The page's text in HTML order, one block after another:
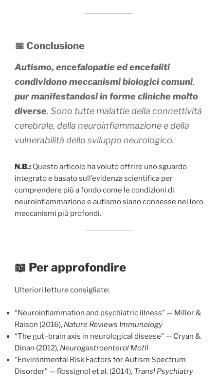
📅 Conclusione
Autismo, encefalopatie ed encefaliti
condividono meccanismi biologici comuni,
pur manifestandosi in forme cliniche molto
diverse. Sono tutte malattie della connettività
cerebrale, della neuroinfiammazione e della
vulnerabilità dello sviluppo neurologico.
N.B.: Questo articolo ha voluto offrire uno sguardo
integrato e basato sull’evidenza scientifica per
comprendere più a fondo come le condizioni di
neuroinfiammazione e autismo siano connesse nei loro
meccanismi più profondi.
📖 Per approfondire
Ulteriori letture consigliate:
“Neuroinflammation and psychiatric illness” — Miller &
Raison (2016), Nature Reviews Immunology
“The gut–brain axis in neurological disease” — Cryan &
Dinan (2012), Neurogastroenterol Motil
“Environmental Risk Factors for Autism Spectrum
Disorder” — Rossignol et al. (2014), Transl Psychiatry